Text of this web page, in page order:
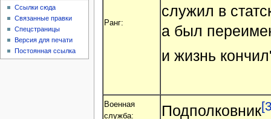
Ранг:
служил в
а был
и жизнь
Военная
служба:
Подполковник
Ссылки сюда
Связанные правки
Спецстраницы
Версия для печати
Постоянная ссылка